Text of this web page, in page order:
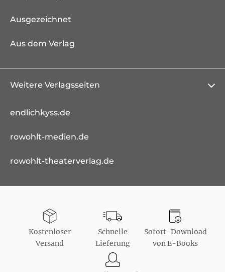
Ausgezeichnet
Aus dem Verlag
Weitere Verlagsseiten
endlichkyss.de
rowohlt-medien.de
rowohlt-theaterverlag.de
Kostenloser
Versand
Schnelle
Lieferung
Sofort-Download
von E-Books